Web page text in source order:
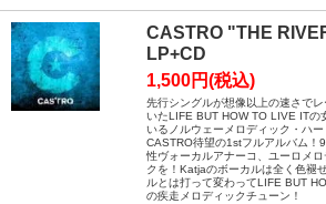
CASTRO "THE
LP+CD
1,500円(税込)
先行シングルが想像以上の速さで
いたLIFE BUT HOW TO LIVE ITの
いるノルウェーメロディック・ハー
CASTRO待望の1stフルアルバム！
性ヴォーカルアナーコ、ユーロメ
クを！Katjaのボーカルは全く色褪
ルとは打って変わってLIFE BUT
の疾走メロディックチューン！